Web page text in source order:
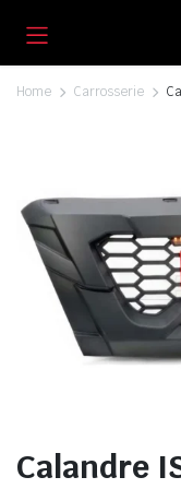
Home Carrosserie
Calandre